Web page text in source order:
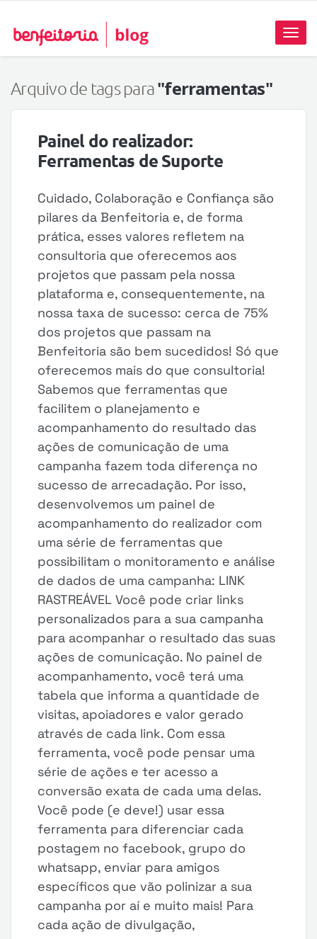
Arquivo de tags para"ferramentas"
Painel do realizador:
Ferramentas de Suporte
Cuidado, Colaboração e Confiança são
pilares da Benfeitoria e, de forma
prática, esses valores refletem na
consultoria que oferecemos aos
projetos que passam pela nossa
plataforma e, consequentemente, na
nossa taxa de sucesso: cerca de 75%
dos projetos que passam na
Benfeitoria são bem sucedidos! Só que
oferecemos mais do que consultoria!
Sabemos que ferramentas que
facilitem o planejamento e
acompanhamento do resultado das
ações de comunicação de uma
campanha fazem toda diferença no
sucesso de arrecadação. Por isso,
desenvolvemos um painel de
acompanhamento do realizador com
uma série de ferramentas que
possibilitam o monitoramento e análise
de dados de uma campanha: LINK
RASTREÁVEL Você pode criar links
personalizados para a sua campanha
para acompanhar o resultado das suas
ações de comunicação. No painel de
acompanhamento, você terá uma
tabela que informa a quantidade de
visitas, apoiadores e valor gerado
através de cada link. Com essa
ferramenta, você pode pensar uma
série de ações e ter acesso a
conversão exata de cada uma delas.
Você pode (e deve!) usar essa
ferramenta para diferenciar cada
postagem no facebook, grupo do
whatsapp, enviar para amigos
específicos que vão polinizar a sua
campanha por aí e muito mais! Para
cada ação de divulgação,